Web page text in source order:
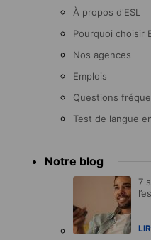
À propos d'ESL
Pourquoi choisir
Nos agences
Emplois
Questions
Test de langue
Notre blog
7